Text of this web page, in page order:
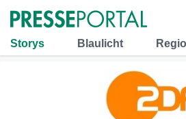
Storys Blaulicht